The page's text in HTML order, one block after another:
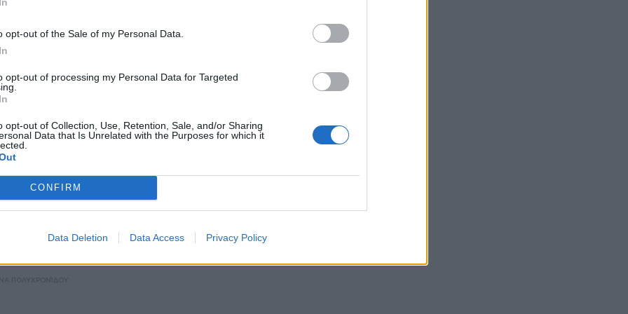
opt-out of the Sale of my Personal Data.
opt-out of processing my Personal Data for Targeted
opt-out of Collection, Use, Retention, Sale, and/or Sharing
Data that Is Unrelated with the Purposes for which it
CONFIRM
Data Deletion Data Access Privacy Policy
εξομολογούνται τα πιο κουλά σχόλια
για το σώμα τους
οι άντρες είναι πολύ κουτοί ώρες ΄ώρες
ΜΑΡ 02, 2020
έγινε επιχειρηματίας... λόγω bullying
στο σχολείο για το δέρμα της κι εκείνη απάντησε με